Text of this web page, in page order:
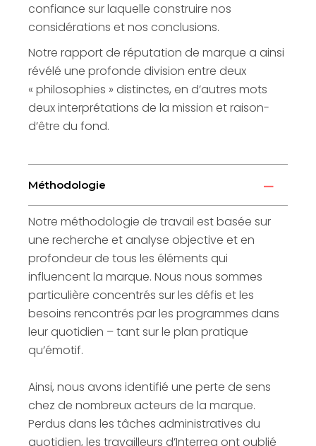
confiance sur laquelle construire nos
considérations et nos conclusions.
Notre rapport de réputation de marque a ainsi
révélé une profonde division entre deux
« philosophies » distinctes, en d’autres mots
deux interprétations de la mission et raison-
d’être du fond.
Méthodologie
Notre méthodologie de travail est basée sur
une recherche et analyse objective et en
profondeur de tous les éléments qui
influencent la marque. Nous nous sommes
particulière concentrés sur les défis et les
besoins rencontrés par les programmes dans
leur quotidien – tant sur le plan pratique
qu’émotif.
Ainsi, nous avons identifié une perte de sens
chez de nombreux acteurs de la marque.
Perdus dans les tâches administratives du
quotidien, les travailleurs d’Interreg ont oublié